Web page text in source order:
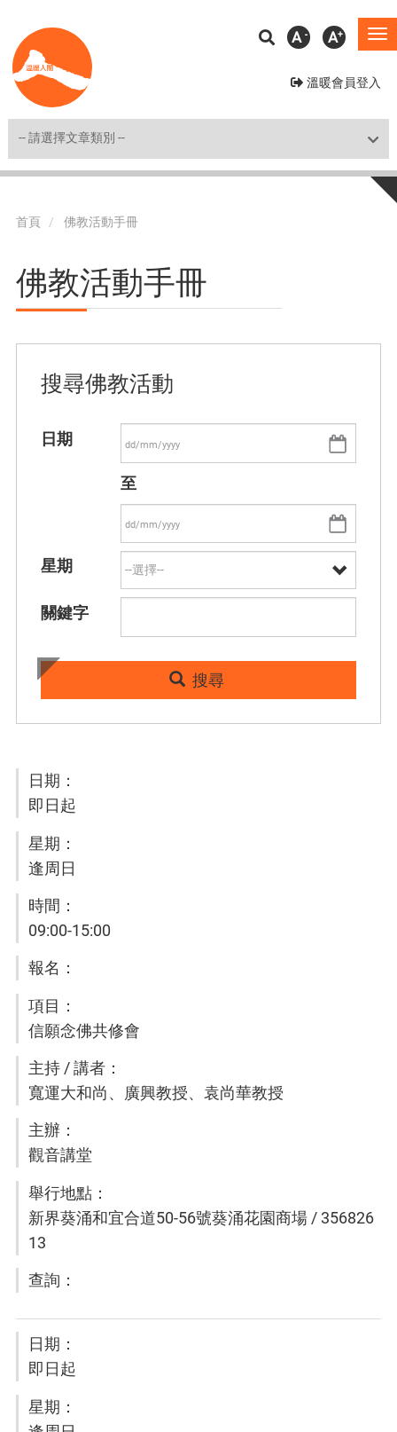
至
主
溫暖會員登入
A A
Shortcut
首頁 佛教活動手冊
佛教活動手冊
搜尋佛教活動
日期
至
星期
關鍵字
搜尋
即日起
逢周日
09:00-15:00
信願念佛共修會
寬運大和尚、廣興教授、袁尚華教授
觀音講堂
新界葵涌和宜合道50-56號葵涌花園商場 / 356826
13
即日起